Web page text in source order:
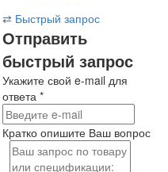
⇄ Быстрый запрос
Отправить
быстрый запрос
Укажите свой e-mail для
ответа *
Кратко опишите Ваш вопрос